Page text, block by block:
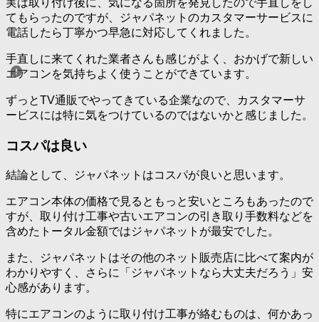
実は取り付け後に、気になる箇所を発見したので手直しをし
てもらったのですが、ジャパネットのカスタマーサービスに
電話したら丁寧かつ早急に対応してくれました。
手直しに来てくれた業者さんも感じがよく、おかげで新しい
エアコンを気持ちよく使うことができています。
ずっとTV通販でやってきている企業なので、カスタマーサ
ービスには特に気をつけているのではないかと感じました。
コスパは良い
結論として、ジャパネットはコスパが良いと思います。
エアコン本体の価格で見るともっと安いところもあったので
すが、取り付け工事や古いエアコンの引き取り手数料などを
含めたトータル金額ではジャパネットが最安でした。
また、ジャパネットはその他のネット販売店に比べて案内が
わかりやすく、さらに「ジャパネットなら大丈夫だろう」安
心感があります。
特にエアコンのように取り付け工事が絡むものは、何かあっ